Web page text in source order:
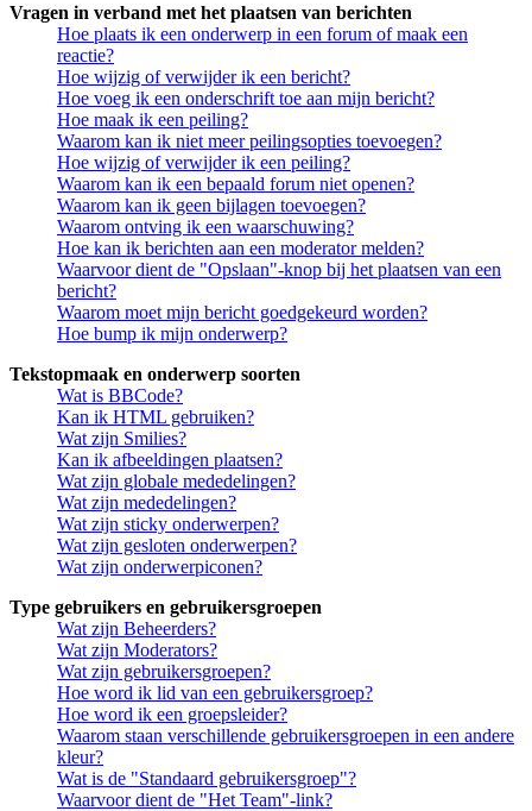
Vragen in verband met het plaatsen van berichten
Hoe plaats ik een onderwerp in een forum of maak een
reactie?
Hoe wijzig of verwijder ik een bericht?
Hoe voeg ik een onderschrift toe aan mijn bericht?
Hoe maak ik een peiling?
Waarom kan ik niet meer peilingsopties toevoegen?
Hoe wijzig of verwijder ik een peiling?
Waarom kan ik een bepaald forum niet openen?
Waarom kan ik geen bijlagen toevoegen?
Waarom ontving ik een waarschuwing?
Hoe kan ik berichten aan een moderator melden?
Waarvoor dient de "Opslaan"-knop bij het plaatsen van een
bericht?
Waarom moet mijn bericht goedgekeurd worden?
Hoe bump ik mijn onderwerp?
Tekstopmaak en onderwerp soorten
Wat is BBCode?
Kan ik HTML gebruiken?
Wat zijn Smilies?
Kan ik afbeeldingen plaatsen?
Wat zijn globale mededelingen?
Wat zijn mededelingen?
Wat zijn sticky onderwerpen?
Wat zijn gesloten onderwerpen?
Wat zijn onderwerpiconen?
Type gebruikers en gebruikersgroepen
Wat zijn Beheerders?
Wat zijn Moderators?
Wat zijn gebruikersgroepen?
Hoe word ik lid van een gebruikersgroep?
Hoe word ik een groepsleider?
Waarom staan verschillende gebruikersgroepen in een andere
kleur?
Wat is de "Standaard gebruikersgroep"?
Waarvoor dient de "Het Team"-link?